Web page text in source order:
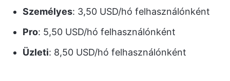
Személyes: 3,50 USD/hó felhasználónként
Pro: 5,50 USD/hó felhasználónként
Üzleti: 8,50 USD/hó felhasználónként